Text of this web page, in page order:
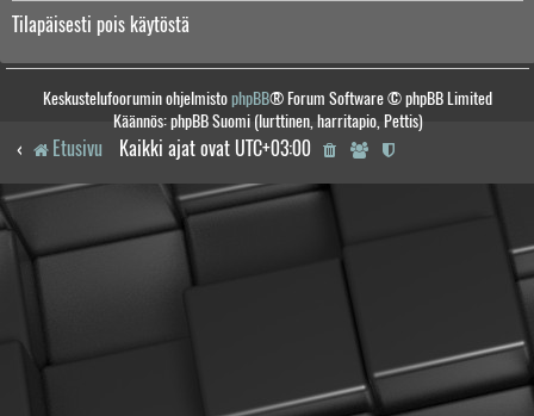
Tilapäisesti pois käytöstä
Keskustelufoorumin ohjelmistophpBB® Forum Software © phpBB Limited
Käännös: phpBB Suomi (lurttinen, harritapio, Pettis)
Etusivu Kaikki ajat ovat UTC+03:00